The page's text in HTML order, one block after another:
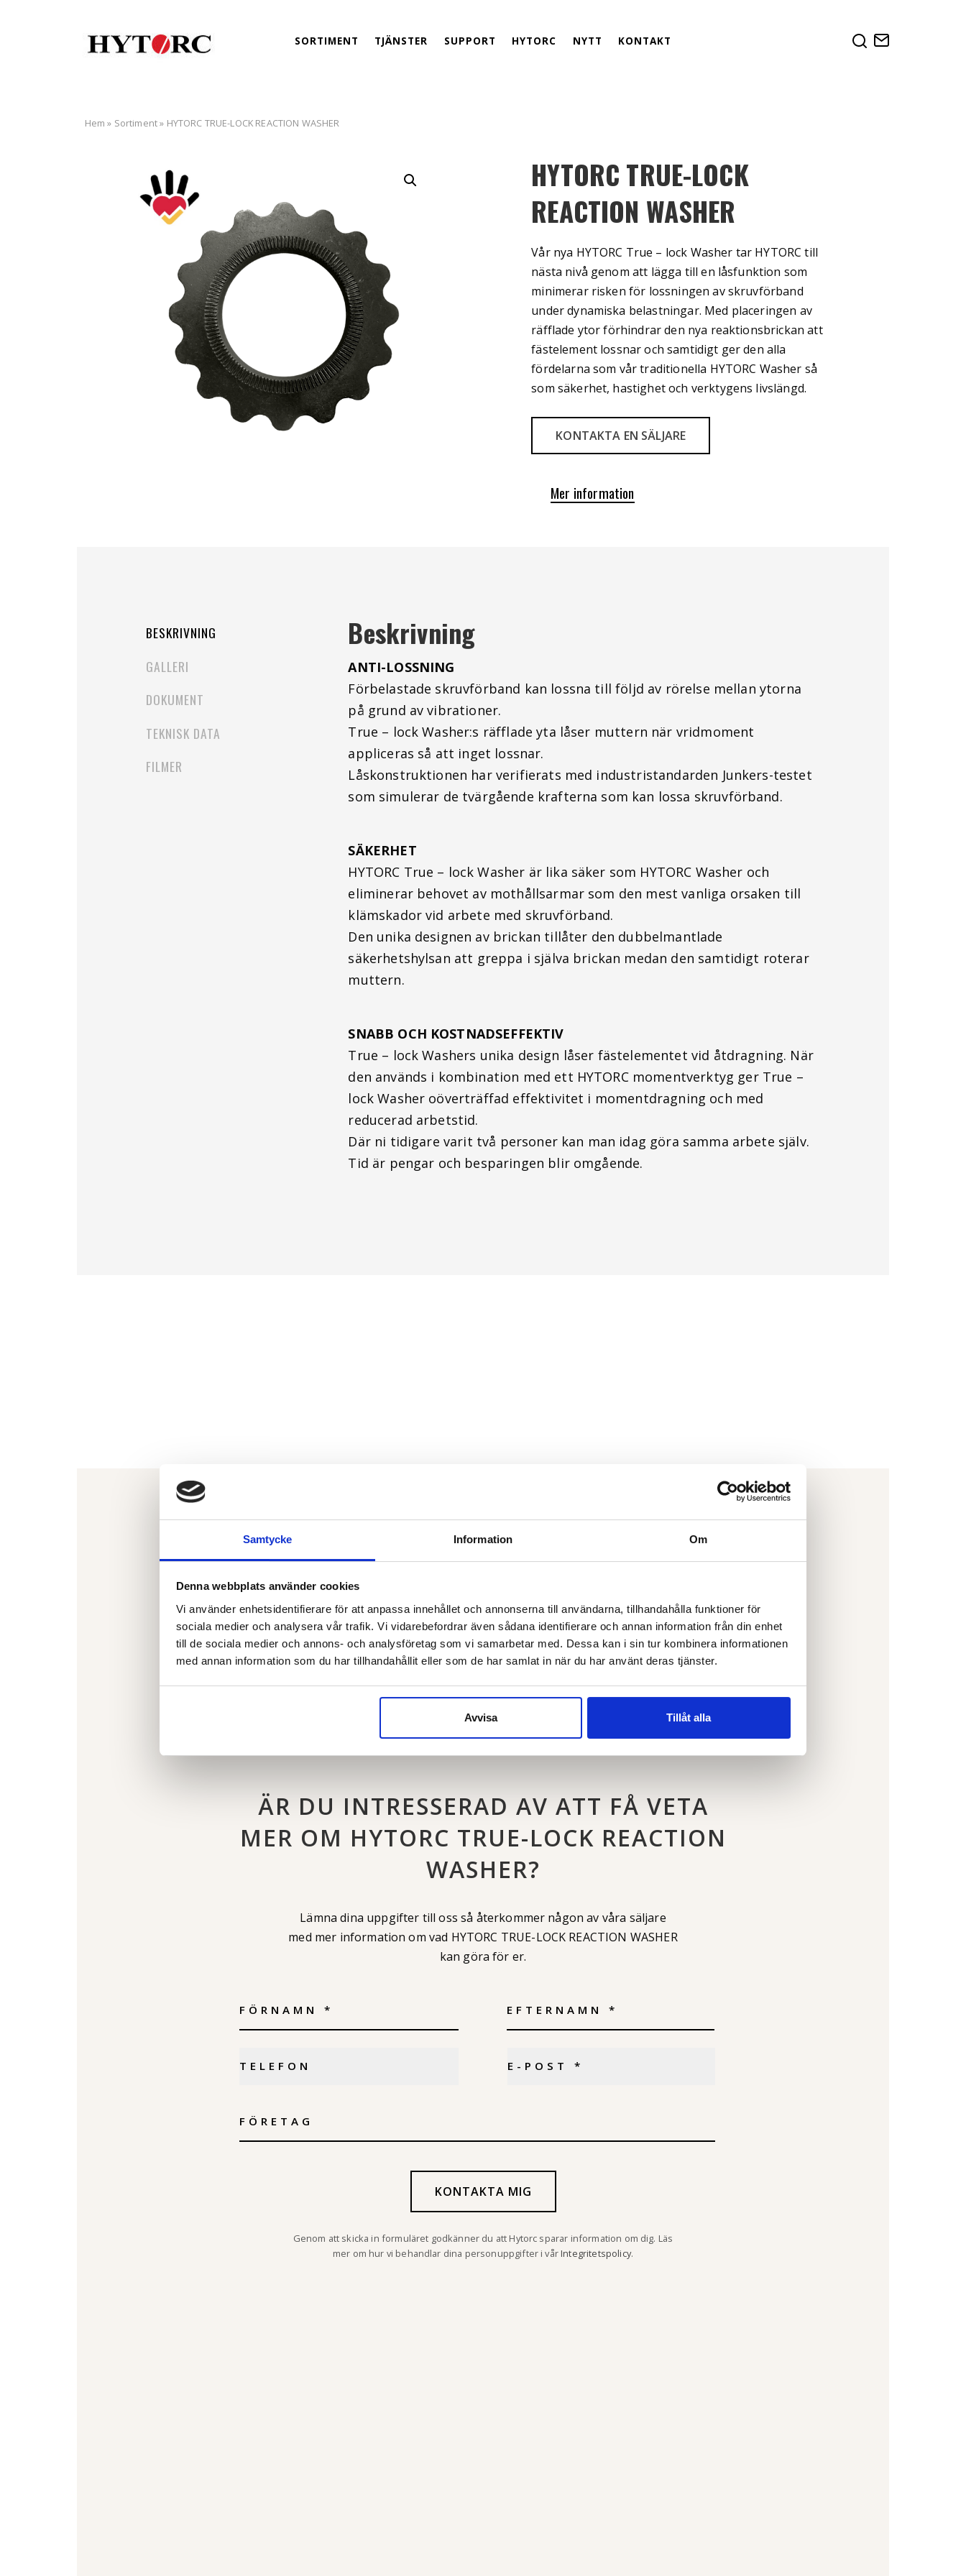
Samtycke Information Om
Denna webbplats använder cookies
Vi använder enhetsidentifierare för att anpassa innehållet och annonserna till användarna, tillhandahålla funktioner för
sociala medier och analysera vår trafik. Vi vidarebefordrar även sådana identifierare och annan information från din enhet
till de sociala medier och annons- och analysföretag som vi samarbetar med. Dessa kan i sin tur kombinera informationen
med annan information som du har tillhandahållit eller som de har samlat in när du har använt deras tjänster.
Avvisa Tillåt alla
SORTIMENT TJÄNSTER SUPPORT HYTORC NYTT KONTAKT
Hem » Sortiment» HYTORC TRUE-LOCK REACTION WASHER
HYTORC TRUE-LOCK
REACTION WASHER
Vår nya HYTORC True – lock Washer tar HYTORC till
nästa nivå genom att lägga till en låsfunktion som
minimerar risken för lossningen av skruvförband
under dynamiska belastningar. Med placeringen av
räfflade ytor förhindrar den nya reaktionsbrickan att
fästelement lossnar och samtidigt ger den alla
fördelarna som vår traditionella HYTORC Washer så
som säkerhet, hastighet och verktygens livslängd.
KONTAKTA EN SÄLJARE
Mer information
BESKRIVNING
GALLERI
DOKUMENT
TEKNISK DATA
FILMER
Beskrivning
ANTI-LOSSNING
Förbelastade skruvförband kan lossna till följd av rörelse mellan ytorna
på grund av vibrationer.
True – lock Washer:s räfflade yta låser muttern när vridmoment
appliceras så att inget lossnar.
Låskonstruktionen har verifierats med industristandarden Junkers-testet
som simulerar de tvärgående krafterna som kan lossa skruvförband.
SÄKERHET
HYTORC True – lock Washer är lika säker som HYTORC Washer och
eliminerar behovet av mothållsarmar som den mest vanliga orsaken till
klämskador vid arbete med skruvförband.
Den unika designen av brickan tillåter den dubbelmantlade
säkerhetshylsan att greppa i själva brickan medan den samtidigt roterar
muttern.
SNABB OCH KOSTNADSEFFEKTIV
True – lock Washers unika design låser fästelementet vid åtdragning. När
den används i kombination med ett HYTORC momentverktyg ger True –
lock Washer oöverträffad effektivitet i momentdragning och med
reducerad arbetstid.
Där ni tidigare varit två personer kan man idag göra samma arbete själv.
Tid är pengar och besparingen blir omgående.
ÄR DU INTRESSERAD AV ATT FÅ VETA
MER OM HYTORC TRUE-LOCK REACTION
WASHER?
Lämna dina uppgifter till oss så återkommer någon av våra säljare
med mer information om vad HYTORC TRUE-LOCK REACTION WASHER
kan göra för er.
Genom att skicka in formuläret godkänner du att Hytorc sparar information om dig. Läs
mer om hur vi behandlar dina personuppgifter i vår Integritetspolicy.